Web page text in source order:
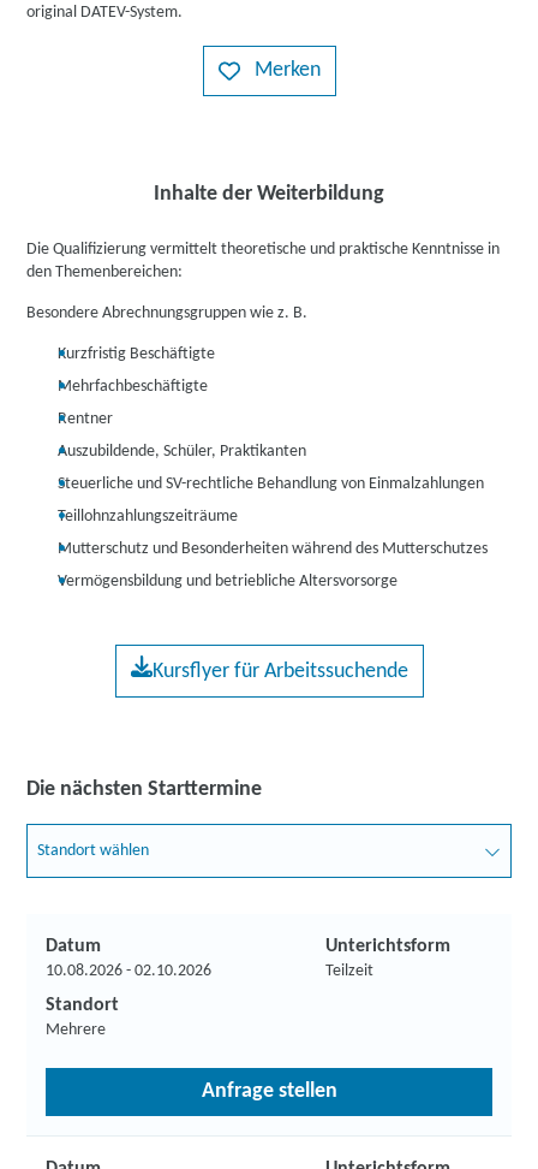
original DATEV-System.
Merken
Inhalte der Weiterbildung
Die Qualifizierung vermittelt theoretische und praktische Kenntnisse in
den Themenbereichen:
Besondere Abrechnungsgruppen wie z. B.
Kurzfristig Beschäftigte
Mehrfachbeschäftigte
Rentner
Auszubildende, Schüler, Praktikanten
Steuerliche und SV-rechtliche Behandlung von Einmalzahlungen
Teillohnzahlungszeiträume
Mutterschutz und Besonderheiten während des Mutterschutzes
Vermögensbildung und betriebliche Altersvorsorge
Kursflyer für Arbeitssuchende
Die nächsten Starttermine
Standort wählen
Datum
10.08.2026 - 02.10.2026
Unterichtsform
Teilzeit
Standort
Mehrere
Anfrage stellen